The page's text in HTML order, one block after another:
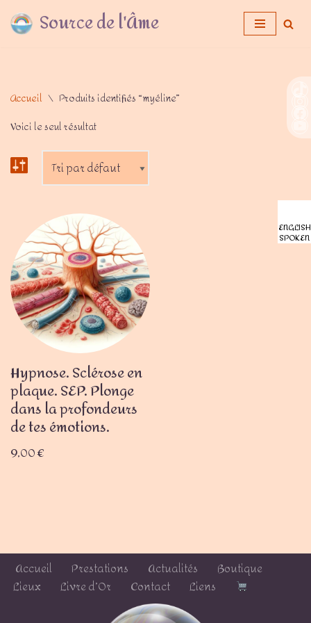
Aller Source de l'Âme
Accueil \ Produits identifiés “myéline”
Voici le seul résultat
Hypnose. Sclérose en
plaque. SEP. Plonge
dans la profondeurs
de tes émotions.
9,00€
Accueil Prestations Actualités
Boutique
Lieux
Livre d’Or Contact Liens
ENGLISH
SPOKEN